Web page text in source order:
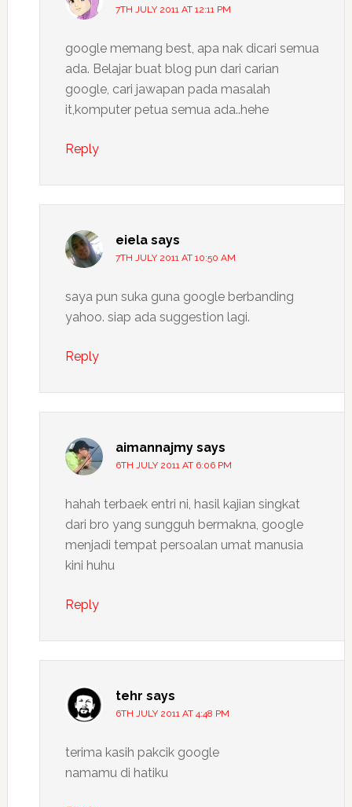
7TH JULY 2011 AT 12:11 PM
google memang best, apa nak dicari semua
ada. Belajar buat blog pun dari carian
google, cari jawapan pada masalah
it,komputer petua semua ada..hehe
Reply
eiela says
7TH JULY 2011 AT 10:50 AM
saya pun suka guna google berbanding
yahoo. siap ada suggestion lagi.
Reply
aimannajmy says
6TH JULY 2011 AT 6:06 PM
hahah terbaek entri ni, hasil kajian singkat
dari bro yang sungguh bermakna, google
menjadi tempat persoalan umat manusia
kini huhu
Reply
tehr says
6TH JULY 2011 AT 4:48 PM
terima kasih pakcik google
namamu di hatiku